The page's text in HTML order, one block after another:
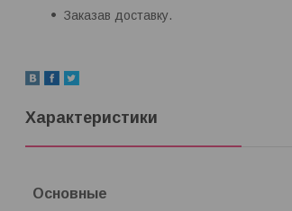
Заказав доставку.
Характеристики
Основные